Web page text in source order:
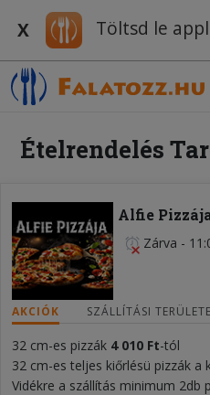
X Töltsd le
Ételrendelés
Alfie
Zárva -
AKCIÓK SZÁLLÍTÁSI
32 cm-es pizzák 4 010 Ft-tól
32 cm-es teljes kiőrlésü pizzák a
Vidékre a szállítás minimum 2db